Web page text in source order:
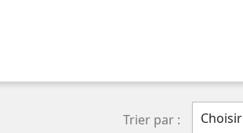
Trier par : Choisir